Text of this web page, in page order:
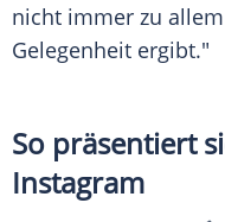
nicht immer zu
Gelegenheit ergibt."
So präsentiert
Instagram